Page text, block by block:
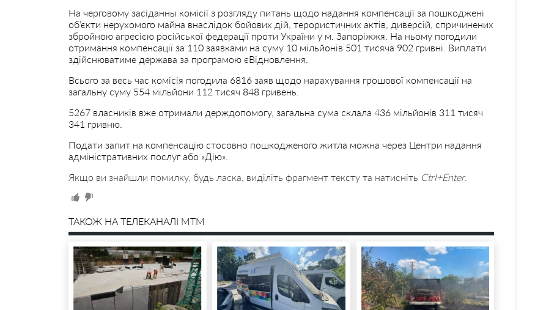
На черговому засіданны комісії з розгляду питань щодо надання компенсації за пошкоджені
об’єкти нерухомого майна внаслідок бойових дій, терористичних актів, диверсій, спричинених
збройною агресією російської федерації проти України у м. Запоріжжя. На ньому погодили
отримання компенсації за 110 заявками на суму 10 мільйонів 501 тисяча 902 гривні. Виплати
здійснюватиме держава за програмою єВідновлення.
Всього за весь час комісія погодила 6816 заяв щодо нарахування грошової компенсації на
загальну суму 554 мільйони 112 тисяч 848 гривень.
5267 власників вже отримали держдопомогу, загальна сума склала 436 мільйонів 311 тисяч
341 гривню.
Подати запит на компенсацію стосовно пошкодженого житла можна через Центри надання
адміністративних послуг або «Дію».
Якщо ви знайшли помилку, будь ласка, виділіть фрагмент тексту та натисніть Ctrl+Enter.
ТАКОЖ НА ТЕЛЕКАНАЛІ MTM